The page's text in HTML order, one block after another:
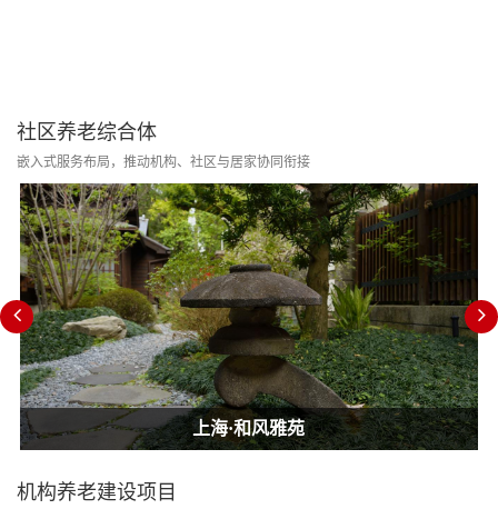
社区养老综合体
嵌入式服务布局，推动机构、社区与居家协同衔接
上海·和风雅苑
上海·和风雅苑
上海·和风雅苑
机构养老建设项目